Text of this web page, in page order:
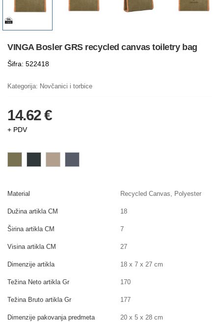
VINGA Bosler GRS recycled canvas toiletry bag
Šifra: 522418
Kategorija: Novčanici i torbice
14.62 €
+ PDV
Material Recycled Canvas, Polyester
Dužina artikla CM 18
Širina artikla CM 7
Visina artikla CM 27
Dimenzije artikla 18 x 7 x 27 cm
Težina Neto artikla Gr 170
Težina Bruto artikla Gr 177
Dimenzije pakovanja predmeta 20 x 5 x 28 cm